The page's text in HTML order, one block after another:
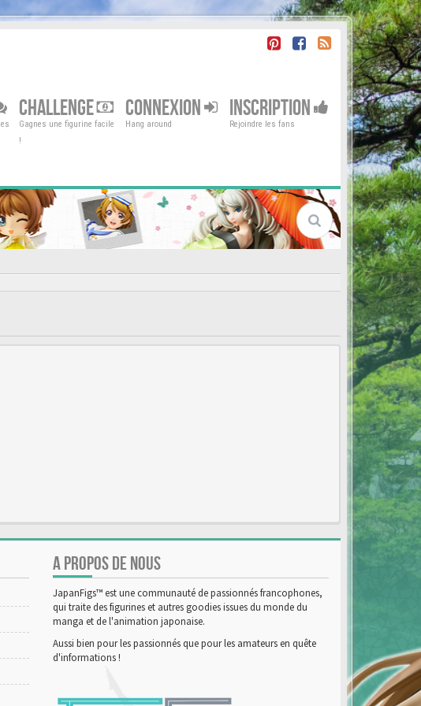
CHALLENGE
Gagnes une figurine facile
!
CONNEXION
Hang around
INSCRIPTION
Rejoindre les fans
A PROPOS DE NOUS
JapanFigs™ est une communauté de passionnés francophones,
qui traite des figurines et autres goodies issues du monde du
manga et de l'animation japonaise.
Aussi bien pour les passionnés que pour les amateurs en quête
d'informations !